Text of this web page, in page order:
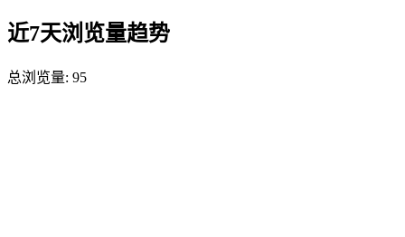
近7天浏览量趋势
总浏览量: 95